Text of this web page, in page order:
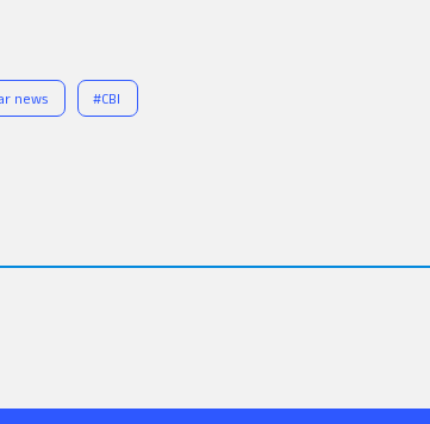
news #CBI